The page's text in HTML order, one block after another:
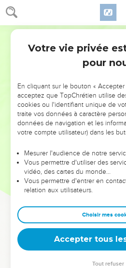
NE MANQUEZ PAS
DE
ET SI LEURS ERREURS
VOTRES ?
leur foi ou leur vision. Mais on voit
et les saisons difficiles qu'ils ont
sont elles qui les ont
Dans cette conférence, leaders,
clés pour avancer avec plus de
deviennent vos tremplins. Que vous
équipe, un groupe ou une famille,
Votre vie privée
pour
En cliquant sur le bouton «
acceptez que TopChrétien utilise
cookies ou l'identifiant unique de
traite vos données à caractère
données de navigation et les
votre compte utilisateur) dans les
Mesurer l'audience de notre
Vous permettre d'utiliser des
vidéo, des cartes du monde…
Vous permettre d'entrer en
relation aux utilisateurs.
Choisir mes
Accepter tous
Tout refuser